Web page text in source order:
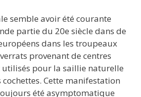
semble avoir été courante
partie du 20e siècle dans de
dans les troupeaux
provenant de centres
utilisés pour la saillie naturelle
Cette manifestation
été asymptomatique